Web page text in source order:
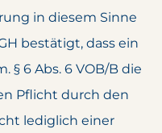
in diesem Sinne
bestätigt, dass ein
§ 6 Abs. 6 VOB/B die
Pflicht durch den
lediglich einer